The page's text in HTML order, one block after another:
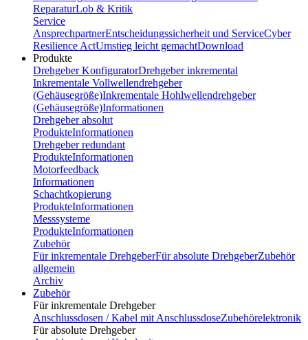
ReparaturLob & Kritik
Service
AnsprechpartnerEntscheidungssicherheit und ServiceCyber
Resilience ActUmstieg leicht gemachtDownload
Produkte
Drehgeber KonfiguratorDrehgeber inkremental
Inkrementale Vollwellendrehgeber
(Gehäusegröße)Inkrementale Hohlwellendrehgeber
(Gehäusegröße)Informationen
Drehgeber absolut
ProdukteInformationen
Drehgeber redundant
ProdukteInformationen
Motorfeedback
Informationen
Schachtkopierung
ProdukteInformationen
Messsysteme
ProdukteInformationen
Zubehör
Für inkrementale DrehgeberFür absolute DrehgeberZubehör
allgemein
Archiv
Zubehör
Für inkrementale Drehgeber
Anschlussdosen / Kabel mit AnschlussdoseZubehörelektronik
Für absolute Drehgeber